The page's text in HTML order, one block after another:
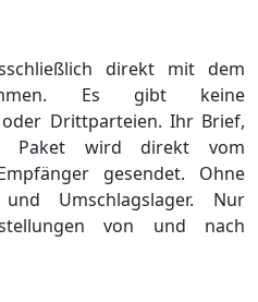
direkt mit dem
Es gibt keine
Drittparteien. Ihr Brief,
Paket wird direkt vom
gesendet. Ohne
Umschlagslager. Nur
von und nach